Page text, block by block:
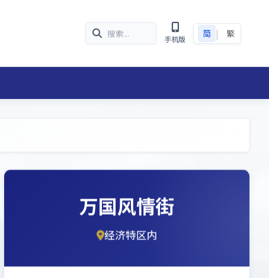
手机版
简 | 繁
万国风情街
经济特区内